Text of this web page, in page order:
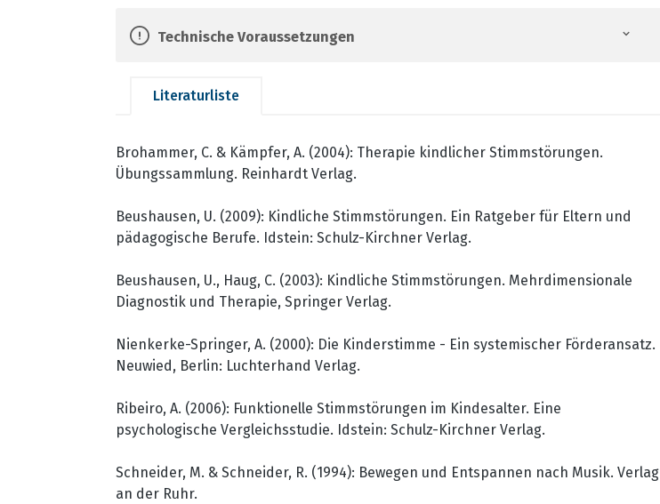
Technische Voraussetzungen
Literaturliste
Brohammer, C. & Kämpfer, A. (2004): Therapie kindlicher Stimmstörungen.
Übungssammlung. Reinhardt Verlag.
Beushausen, U. (2009): Kindliche Stimmstörungen. Ein Ratgeber für Eltern und
pädagogische Berufe. Idstein: Schulz-Kirchner Verlag.
Beushausen, U., Haug, C. (2003): Kindliche Stimmstörungen. Mehrdimensionale
Diagnostik und Therapie, Springer Verlag.
Nienkerke-Springer, A. (2000): Die Kinderstimme - Ein systemischer Förderansatz.
Neuwied, Berlin: Luchterhand Verlag.
Ribeiro, A. (2006): Funktionelle Stimmstörungen im Kindesalter. Eine
psychologische Vergleichsstudie. Idstein: Schulz-Kirchner Verlag.
Schneider, M. & Schneider, R. (1994): Bewegen und Entspannen nach Musik. Verlag
an der Ruhr.